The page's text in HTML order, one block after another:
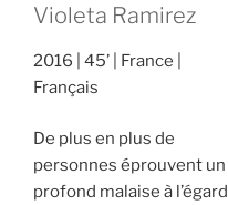
Violeta Ramirez
2016 45’
France
Français
De plus en plus de
personnes éprouvent un
profond malaise à l’égard